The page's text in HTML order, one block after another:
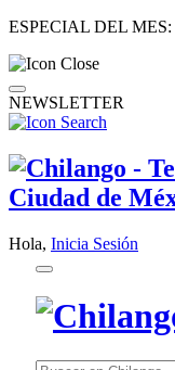
ESPECIAL DEL MES:
NEWSLETTER
Hola, Inicia Sesión